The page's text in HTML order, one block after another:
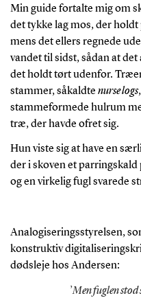
Min guide fortalte mig om
det tykke lag mos, der
mens det ellers regnede
vandet til sidst, sådan at
det holdt tørt udenfor.
stammer, såkaldte nurse logs
stammeformede hulrum
træ, der havde ofret sig.
Hun viste sig at have en
der i skoven et
og en virkelig fugl svarede
Analogiseringsstyrelsen,
konstruktiv
dødsleje hos Andersen:
’Men fuglen